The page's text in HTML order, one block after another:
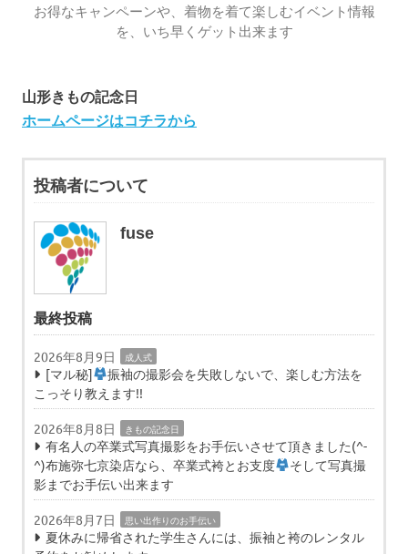
お得なキャンペーンや、着物を着て楽しむイベント情報
を、いち早くゲット出来ます
山形きもの記念日
ホームページはコチラから
投稿者について
fuse
最終投稿
2026年8月9日 成人式
[マル秘]
振袖の撮影会を失敗しないで、楽しむ方法を
こっそり教えます!!
2026年8月8日 きもの記念日
有名人の卒業式写真撮影をお手伝いさせて頂きました(^-
^)布施弥七京染店なら、卒業式袴とお支度
そして写真撮
影までお手伝い出来ます
2026年8月7日 思い出作りのお手伝い
夏休みに帰省された学生さんには、振袖と袴のレンタル